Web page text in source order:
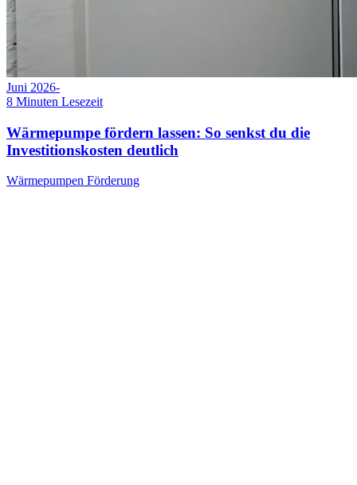
Juni 2026-
8 Minuten Lesezeit
Wärmepumpe fördern lassen: So senkst du die
Investitionskosten deutlich
Wärmepumpen Förderung